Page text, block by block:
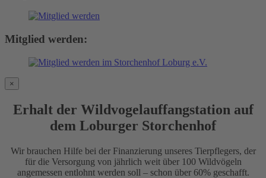
Mitglied werden:
×
Erhalt der Wildvogelauffangstation auf
dem Loburger Storchenhof
Wir brauchen Hilfe bei der Finanzierung unseres Tierpflegers, der
für die Versorgung von jährlich weit über 100 Wildvögeln
angemessen entlohnt werden soll – schon über 60% geschafft.